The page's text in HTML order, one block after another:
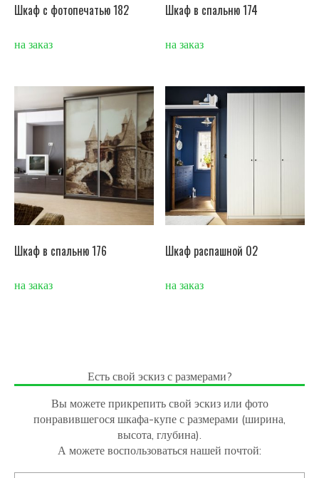
Шкаф с фотопечатью 182
на заказ
Шкаф в спальню 174
на заказ
Шкаф в спальню 176
на заказ
Шкаф распашной 02
на заказ
Есть свой эскиз с размерами?
Вы можете прикрепить свой эскиз или фото
понравившегося шкафа-купе с размерами (ширина,
высота, глубина).
А можете воспользоваться нашей почтой: